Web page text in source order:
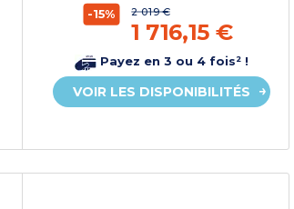
-15% 2 019 €
1 716,15 €
Payez en 3 ou 4 fois² !
VOIR LES DISPONIBILITÉS